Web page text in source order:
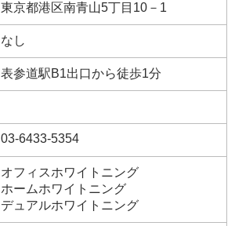
東京都港区南青山5丁目10－1
なし
表参道駅B1出口から徒歩1分
03-6433-5354
オフィスホワイトニング
ホームホワイトニング
デュアルホワイトニング